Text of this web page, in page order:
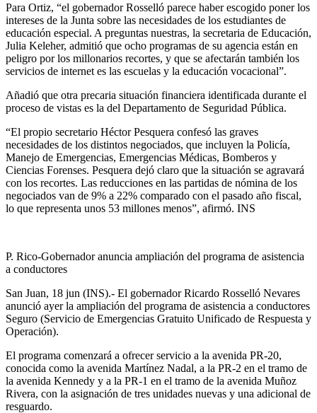
Para Ortiz, “el gobernador Rosselló parece haber escogido poner los
intereses de la Junta sobre las necesidades de los estudiantes de
educación especial. A preguntas nuestras, la secretaria de Educación,
Julia Keleher, admitió que ocho programas de su agencia están en
peligro por los millonarios recortes, y que se afectarán también los
servicios de internet es las escuelas y la educación vocacional”.
Añadió que otra precaria situación financiera identificada durante el
proceso de vistas es la del Departamento de Seguridad Pública.
“El propio secretario Héctor Pesquera confesó las graves
necesidades de los distintos negociados, que incluyen la Policía,
Manejo de Emergencias, Emergencias Médicas, Bomberos y
Ciencias Forenses. Pesquera dejó claro que la situación se agravará
con los recortes. Las reducciones en las partidas de nómina de los
negociados van de 9% a 22% comparado con el pasado año fiscal,
lo que representa unos 53 millones menos”, afirmó. INS
P. Rico-Gobernador anuncia ampliación del programa de asistencia
a conductores
San Juan, 18 jun (INS).- El gobernador Ricardo Rosselló Nevares
anunció ayer la ampliación del programa de asistencia a conductores
Seguro (Servicio de Emergencias Gratuito Unificado de Respuesta y
Operación).
El programa comenzará a ofrecer servicio a la avenida PR-20,
conocida como la avenida Martínez Nadal, a la PR-2 en el tramo de
la avenida Kennedy y a la PR-1 en el tramo de la avenida Muñoz
Rivera, con la asignación de tres unidades nuevas y una adicional de
resguardo.